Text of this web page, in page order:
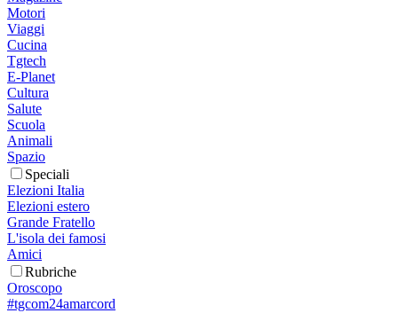
Motori
Viaggi
Cucina
Tgtech
E-Planet
Cultura
Salute
Scuola
Animali
Spazio
Speciali
Elezioni Italia
Elezioni estero
Grande Fratello
L'isola dei famosi
Amici
Rubriche
Oroscopo
#tgcom24amarcord